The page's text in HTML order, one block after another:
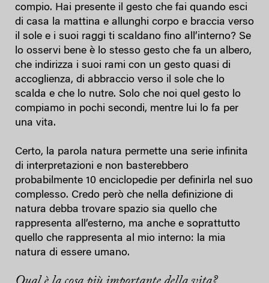
compio. Hai presente il gesto che fai quando esci
di casa la mattina e allunghi corpo e braccia verso
il sole e i suoi raggi ti scaldano fino all’interno? Se
lo osservi bene è lo stesso gesto che fa un albero,
che indirizza i suoi rami con un gesto quasi di
accoglienza, di abbraccio verso il sole che lo
scalda e che lo nutre. Solo che noi quel gesto lo
compiamo in pochi secondi, mentre lui lo fa per
una vita.
Certo, la parola natura permette una serie infinita
di interpretazioni e non basterebbero
probabilmente 10 enciclopedie per definirla nel suo
complesso. Credo però che nella definizione di
natura debba trovare spazio sia quello che
rappresenta all’esterno, ma anche e soprattutto
quello che rappresenta al mio interno: la mia
natura di essere umano.